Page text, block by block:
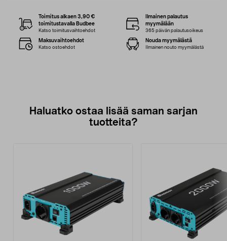
Toimitus alkaen 3,90 €
toimitustavalla Budbee
Katso toimitusvaihtoehdot
Ilmainen palautus
myymälään
365 päivän palautusoikeus
Maksuvaihtoehdot
Katso ostoehdot
Nouda myymälästä
Ilmainen nouto myymälästä
Haluatko ostaa lisää saman sarjan
tuotteita?